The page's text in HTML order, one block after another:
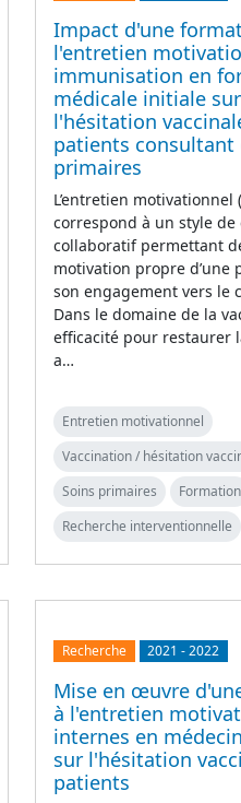
Impact d'une
l'entretien
immunisation en
médicale initiale sur
l'hésitation
patients consultant
primaires
L’entretien motivationnel
correspond à un style de
collaboratif permettant
motivation propre d’une
son engagement vers le
Dans le domaine de la
efficacité pour restaurer
a…
Entretien motivationnel
Vaccination / hésitation
Soins primaires
Formation
Recherche interventionnelle
Recherche 2021 -2022
Mise en œuvre
à l'entretien
internes en
sur l'hésitation
patients